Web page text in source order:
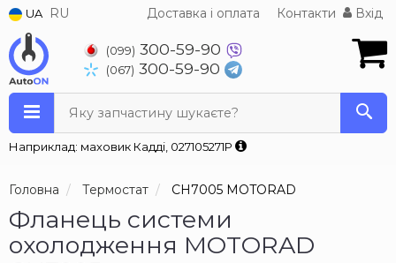
UA RU Доставка і оплата Контакти Вхід
(099) 300-59-90
(067) 300-59-90
Яку запчастину шукаєте?
Наприклад: маховик Кадді, 027105271P
Головна Термостат CH7005 MOTORAD
Фланець системи
охолодження MOTORAD